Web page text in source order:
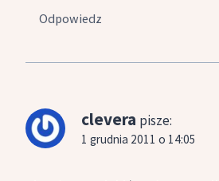
Odpowiedz
clevera pisze:
1 grudnia 2011 o 14:05